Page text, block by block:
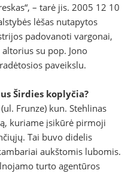
– tarė jis. 2005 12 10
lėšas nutapytos
padovanoti vargonai,
su pop. Jono
paveikslu.
Širdies koplyčia?
Frunze) kun. Stehlinas
kuriame įsikūrė pirmoji
Tai buvo didelis
aukštomis lubomis.
turto agentūros